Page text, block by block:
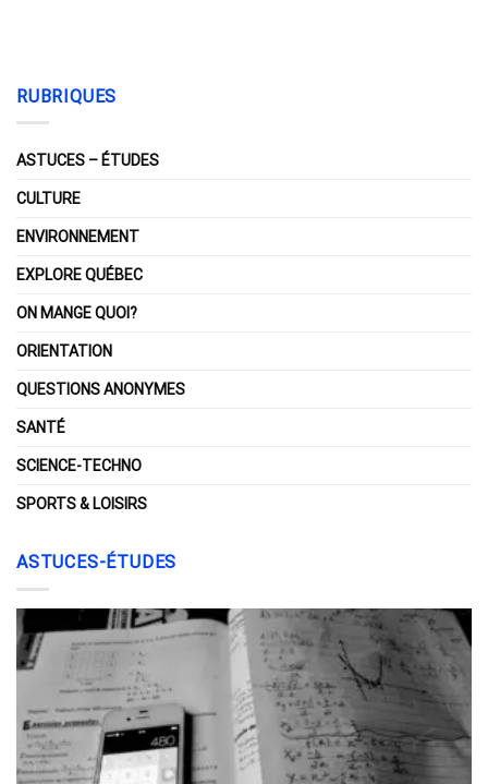
RUBRIQUES
ASTUCES – ÉTUDES
CULTURE
ENVIRONNEMENT
EXPLORE QUÉBEC
ON MANGE QUOI?
ORIENTATION
QUESTIONS ANONYMES
SANTÉ
SCIENCE-TECHNO
SPORTS & LOISIRS
ASTUCES-ÉTUDES